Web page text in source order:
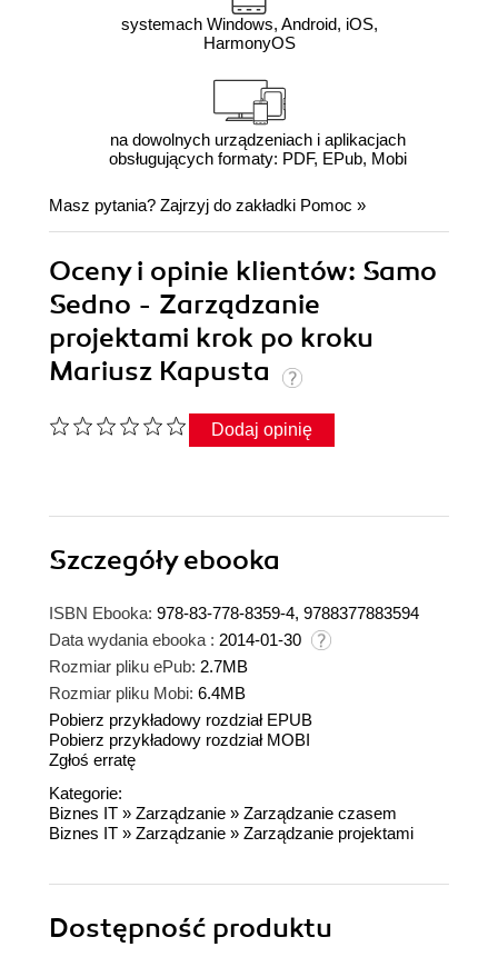
systemach Windows, Android, iOS,
HarmonyOS
na dowolnych urządzeniach i aplikacjach
obsługujących formaty: PDF, EPub, Mobi
Masz pytania? Zajrzyj do zakładki Pomoc »
Oceny i opinie klientów: Samo
Sedno - Zarządzanie
projektami krok po kroku
Mariusz Kapusta
Dodaj opinię
Szczegółyebooka
ISBN Ebooka: 978-83-778-8359-4, 9788377883594
Data wydania ebooka : 2014-01-30
Rozmiar pliku ePub: 2.7MB
Rozmiar pliku Mobi: 6.4MB
Pobierz przykładowy rozdział EPUB
Pobierz przykładowy rozdział MOBI
Zgłoś erratę
Kategorie:
Biznes IT » Zarządzanie » Zarządzanie czasem
Biznes IT » Zarządzanie » Zarządzanie projektami
Dostępność produktu